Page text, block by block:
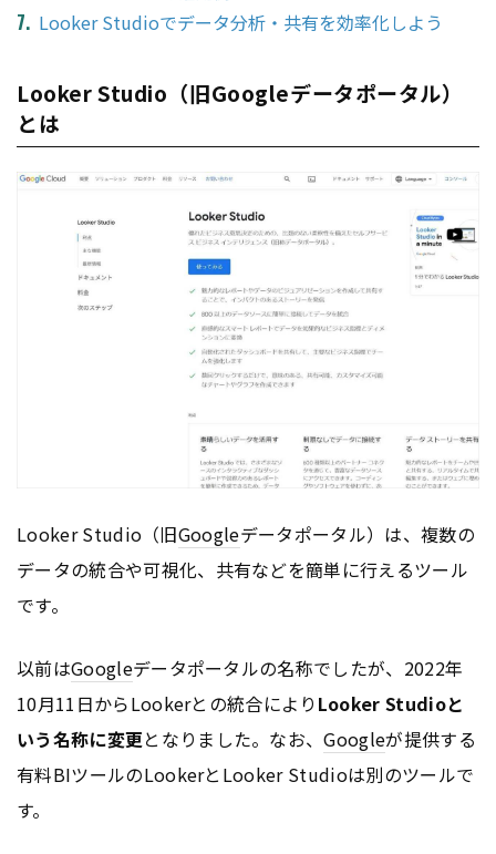
Looker Studioでデータ分析・共有を効率化しよう
Looker Studio（旧Googleデータポータル）
とは
Looker Studio（旧Googleデータポータル）は、複数の
データの統合や可視化、共有などを簡単に行えるツール
です。
以前はGoogleデータポータルの名称でしたが、2022年
10月11日からLookerとの統合により Looker Studioと
いう名称に変更となりました。なお、Googleが提供する
有料BIツールのLookerとLooker Studioは別のツールで
す。